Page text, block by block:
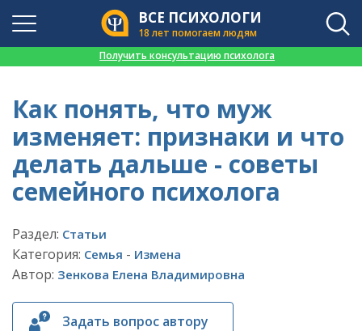
ВСЕ ПСИХОЛОГИ
18 лет помогаем людям
Получить консультацию психолога
Как понять, что муж
изменяет: признаки и что
делать дальше - советы
семейного психолога
Раздел: Статьи
Категория: Семья - Измена
Автор: Зенкова Елена Владимировна
Задать вопрос автору